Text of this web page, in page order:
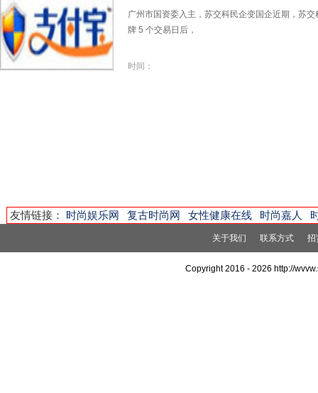
广州市国资委入主，苏交科民企变国企近期，苏
牌 5 个交易日后，
时间：
友情链接： 时尚娱乐网 复古时尚网 女性健康在线 时尚嘉人
关于我们 联系方式 招
Copyright 2016 -2026 http://